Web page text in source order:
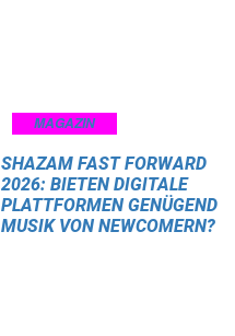
MAGAZIN
SHAZAM FAST FORWARD
2026: BIETEN DIGITALE
PLATTFORMEN GENÜGEND
MUSIK VON NEWCOMERN?